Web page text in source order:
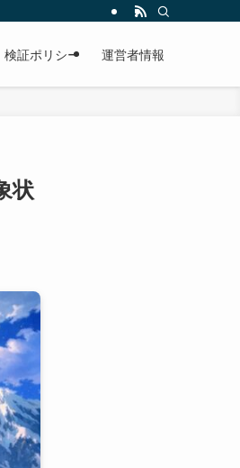
検証ポリシー 運営者情報
状